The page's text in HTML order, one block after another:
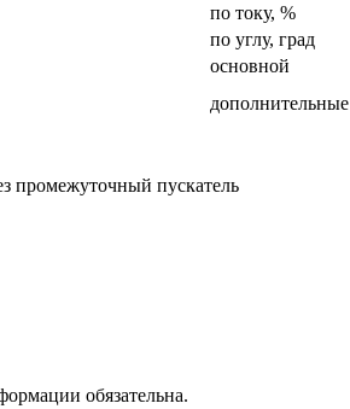
по току, %
по углу, град
основной
дополнительные
промежуточный пускатель
обязательна.